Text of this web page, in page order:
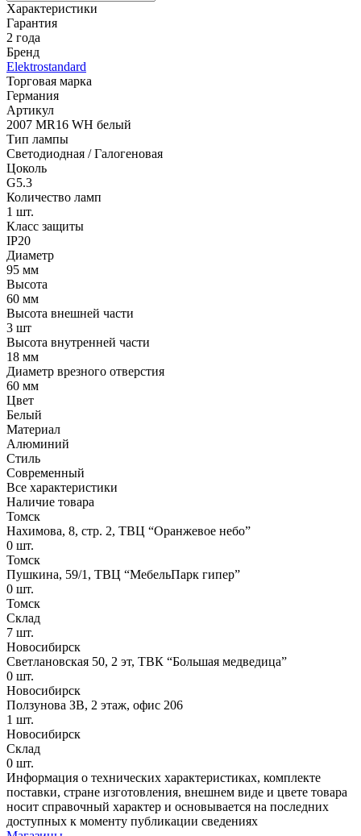
Характеристики
Гарантия
2 года
Бренд
Elektrostandard
Торговая марка
Германия
Артикул
2007 MR16 WH белый
Тип лампы
Светодиодная / Галогеновая
Цоколь
G5.3
Количество ламп
1 шт.
Класс защиты
IP20
Диаметр
95 мм
Высота
60 мм
Высота внешней части
3 шт
Высота внутренней части
18 мм
Диаметр врезного отверстия
60 мм
Цвет
Белый
Материал
Алюминий
Стиль
Современный
Все характеристики
Наличие товара
Томск
Нахимова, 8, стр. 2​, ТВЦ “Оранжевое небо​”
0 шт.
Томск
Пушкина, 59/1, ТВЦ “МебельПарк гипер”
0 шт.
Томск
Склад
7 шт.
Новосибирск
Светлановская 50, 2 эт, ТВК “Большая медведица”
0 шт.
Новосибирск
Ползунова ЗВ, 2 этаж, офис 206
1 шт.
Новосибирск
Склад
0 шт.
Информация о технических характеристиках, комплекте
поставки, стране изготовления, внешнем виде и цвете товара
носит справочный характер и основывается на последних
доступных к моменту публикации сведениях